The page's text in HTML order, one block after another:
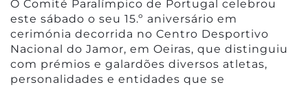
O Comité Paralímpico de Portugal celebrou
este sábado o seu 15.º aniversário em
cerimónia decorrida no Centro Desportivo
Nacional do Jamor, em Oeiras, que distinguiu
com prémios e galardões diversos atletas,
personalidades e entidades que se